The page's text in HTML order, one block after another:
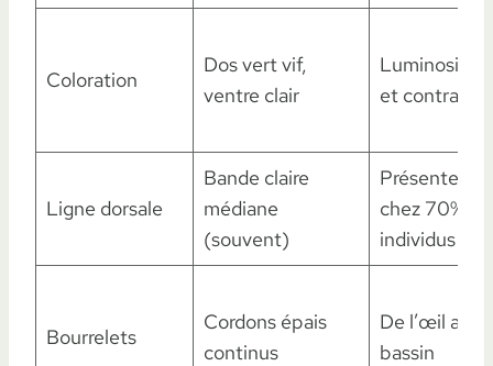
Coloration
Dos vert vif,
ventre clair
Luminosité
et contraste
Ligne dorsale
Bande claire
médiane
(souvent)
Présente
chez 70%
individus
Bourrelets
Cordons épais
continus
De l’œil au
bassin